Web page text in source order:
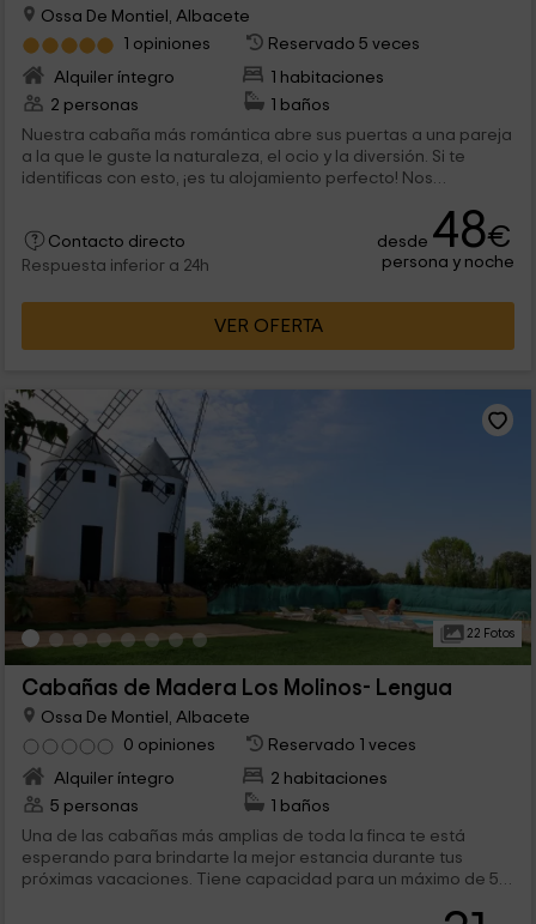
Ossa De Montiel, Albacete
1 opiniones
Reservado 5 veces
Alquiler íntegro
1 habitaciones
2 personas
1 baños
Nuestra cabaña más romántica abre sus puertas a una pareja
a la que le guste la naturaleza, el ocio y la diversión. Si te
identificas con esto, ¡es tu alojamiento perfecto! Nos
como es una finca muy grande, tenemos varios espacios que
se comparten, como son la zona de barbacoa y la de piscina.
Contacto directo
Respuesta inferior a 24h
desde 48€
persona y noche
VER OFERTA
22 Fotos
Cabañas de Madera Los Molinos- Lengua
Ossa De Montiel, Albacete
0 opiniones
Reservado 1 veces
Alquiler íntegro
2 habitaciones
5 personas
1 baños
Una de las cabañas más amplias de toda la finca te está
esperando para brindarte la mejor estancia durante tus
próximas vacaciones. Tiene capacidad para un máximo de 5